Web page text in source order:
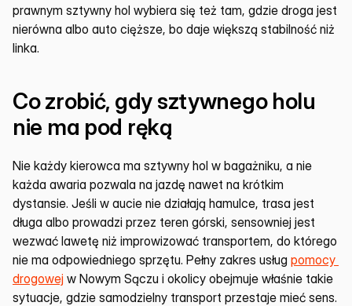
prawnym sztywny hol wybiera się też tam, gdzie droga jest
nierówna albo auto cięższe, bo daje większą stabilność niż
linka.
Co zrobić, gdy sztywnego holu
nie ma pod ręką
Nie każdy kierowca ma sztywny hol w bagażniku, a nie
każda awaria pozwala na jazdę nawet na krótkim
dystansie. Jeśli w aucie nie działają hamulce, trasa jest
długa albo prowadzi przez teren górski, sensowniej jest
wezwać lawetę niż improwizować transportem, do którego
nie ma odpowiedniego sprzętu. Pełny zakres usług pomocy
drogowej w Nowym Sączu i okolicy obejmuje właśnie takie
sytuacje, gdzie samodzielny transport przestaje mieć sens.